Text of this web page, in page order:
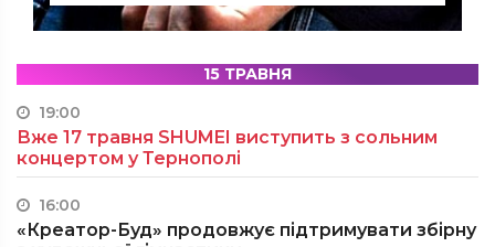
15 ТРАВНЯ
19:00
Вже 17 травня SHUMEI виступить з сольним
концертом у Тернополі
16:00
«Креатор-Буд» продовжує підтримувати збірну